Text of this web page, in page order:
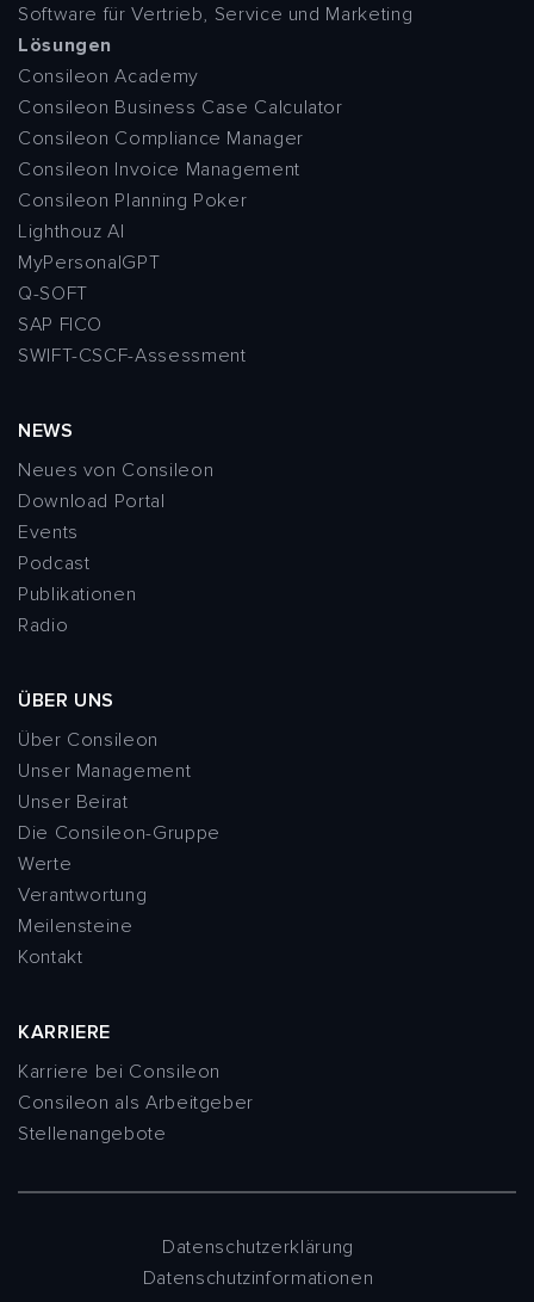
Software für Vertrieb, Service und Marketing
Lösungen
Consileon Academy
Consileon Business Case Calculator
Consileon Compliance Manager
Consileon Invoice Management
Consileon Planning Poker
Lighthouz AI
MyPersonalGPT
Q-SOFT
SAP FICO
SWIFT-CSCF-Assessment
NEWS
Neues von Consileon
Download Portal
Events
Podcast
Publikationen
Radio
ÜBER UNS
Über Consileon
Unser Management
Unser Beirat
Die Consileon-Gruppe
Werte
Verantwortung
Meilensteine
Kontakt
KARRIERE
Karriere bei Consileon
Consileon als Arbeitgeber
Stellenangebote
Datenschutzerklärung
Datenschutzinformationen